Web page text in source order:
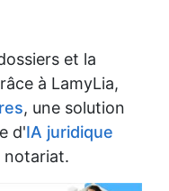
et la
à LamyLia,
, une solution
d'IA juridique
notariat.